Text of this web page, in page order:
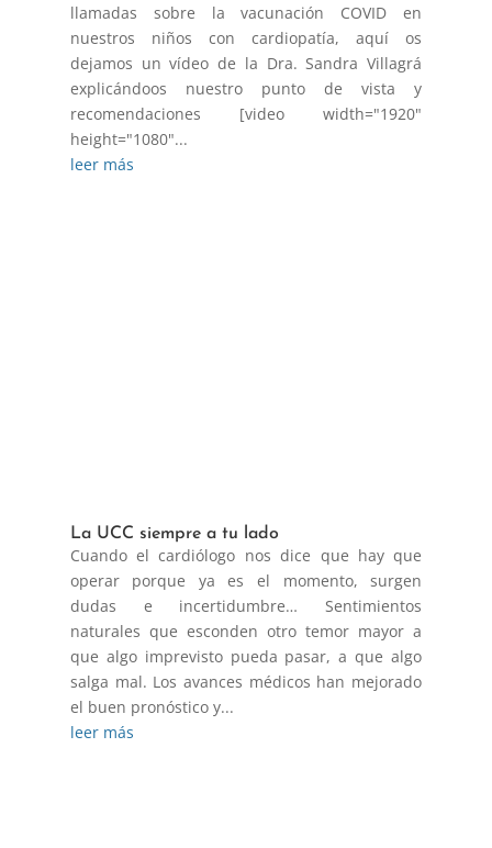
llamadas sobre la vacunación COVID en
nuestros niños con cardiopatía, aquí os
dejamos un vídeo de la Dra. Sandra Villagrá
explicándoos nuestro punto de vista y
recomendaciones [video width="1920"
height="1080"...
leer más
La UCC siempre a tu lado
Cuando el cardiólogo nos dice que hay que
operar porque ya es el momento, surgen
dudas e incertidumbre… Sentimientos
naturales que esconden otro temor mayor a
que algo imprevisto pueda pasar, a que algo
salga mal. Los avances médicos han mejorado
el buen pronóstico y...
leer más